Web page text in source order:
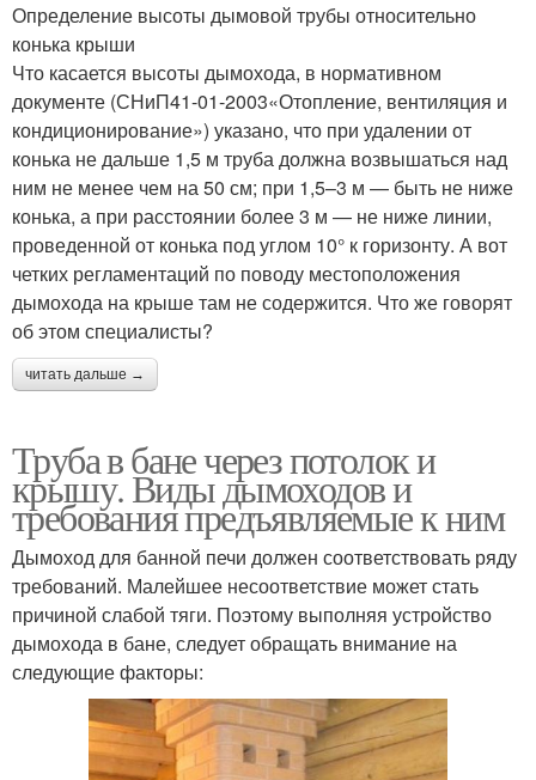
Определение высоты дымовой трубы относительно
конька крыши
Что касается высоты дымохода, в нормативном
документе (СНиП41-01-2003«Отопление, вентиляция и
кондиционирование») указано, что при удалении от
конька не дальше 1,5 м труба должна возвышаться над
ним не менее чем на 50 см; при 1,5–3 м — быть не ниже
конька, а при расстоянии более 3 м — не ниже линии,
проведенной от конька под углом 10° к горизонту. А вот
четких регламентаций по поводу местоположения
дымохода на крыше там не содержится. Что же говорят
об этом специалисты?
читать дальше →
Труба в бане через потолок и
крышу. Виды дымоходов и
требования предъявляемые к ним
Дымоход для банной печи должен соответствовать ряду
требований. Малейшее несоответствие может стать
причиной слабой тяги. Поэтому выполняя устройство
дымохода в бане, следует обращать внимание на
следующие факторы: